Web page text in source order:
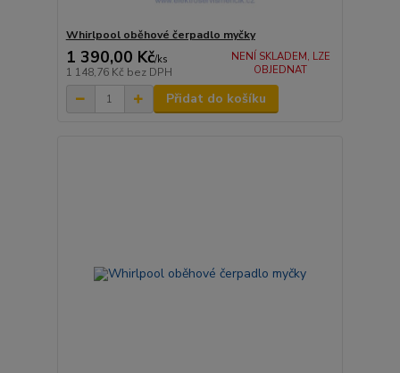
Whirlpool oběhové čerpadlo myčky
1 390,00 Kč/ks
1 148,76 Kč bez DPH
NENÍ SKLADEM, LZE
OBJEDNAT
Přidat do košíku